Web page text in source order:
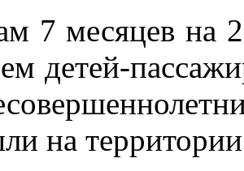
7 месяцев на
детей-
на